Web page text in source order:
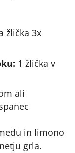
žlička 3x
1 žlička v
ali
in limono
grla.